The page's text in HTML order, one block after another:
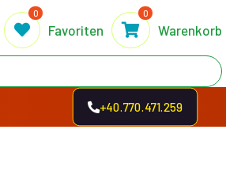
0
Favoriten
0
Warenkorb
+40.770.471.259